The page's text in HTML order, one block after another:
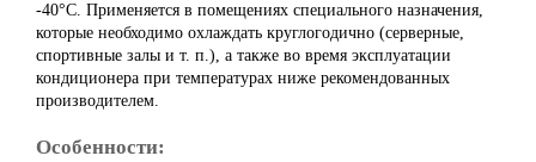
-40°C. Применяется в помещениях специального назначения,
которые необходимо охлаждать круглогодично (серверные,
спортивные залы и т. п.), а также во время эксплуатации
кондиционера при температурах ниже рекомендованных
производителем.
Особенности: